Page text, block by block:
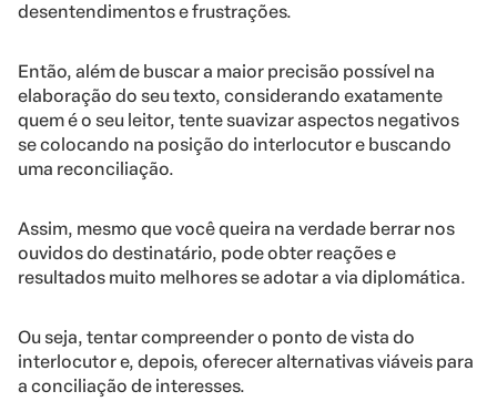
desentendimentos e frustrações.
Então, além de buscar a maior precisão possível na
elaboração do seu texto, considerando exatamente
quem é o seu leitor, tente suavizar aspectos negativos
se colocando na posição do interlocutor e buscando
uma reconciliação.
Assim, mesmo que você queira na verdade berrar nos
ouvidos do destinatário, pode obter reações e
resultados muito melhores se adotar a via diplomática.
Ou seja, tentar compreender o ponto de vista do
interlocutor e, depois, oferecer alternativas viáveis para
a conciliação de interesses.